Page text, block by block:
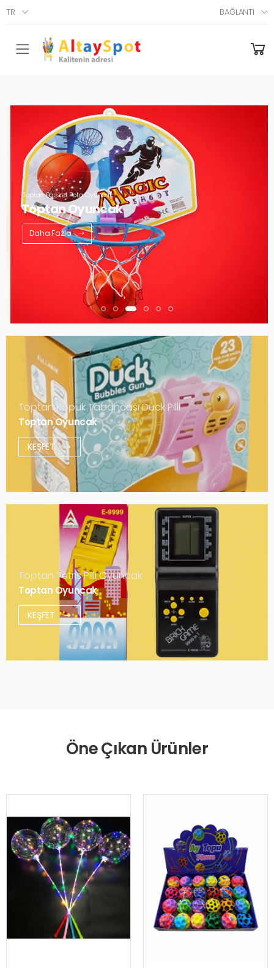
TR BAĞLANTI
Menü
Toptan Basket Pota Oyuncak
Toptan Oyuncak
Daha Fazla
Toptan Köpük Tabancası Duck Pilli
Toptan Oyuncak
KEŞFET
Toptan Tetris Pilli Oyuncak
Toptan Oyuncak
KEŞFET
Öne Çıkan Ürünler